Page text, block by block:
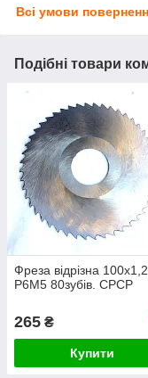
Всі умови
Подібні товари
Фреза відрізна 100х1,2
Р6М5 80зубів. СРСР
265 ₴
Купити